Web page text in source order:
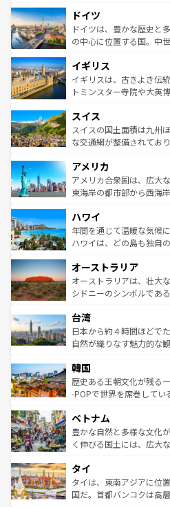
せる。地方によって風土
ンテンツ一覧を参照して
で、幅広い魅力が詰まっ
聖堂、美しいビーチ、そ
から魅了する。また、フ
いる。シャンパンの発祥
香り高いラベンダー畑な
らに、パリ以外の地域に
れる地方に足を運ぶとそ
きるだろう。 な
を参照してほしい。
ドイツ
ドイツは、豊かな歴史と
の中心に位置する国。中
顔を持つこの国は、どこ
ルリンの文化的活気、バ
してライン川沿いのワイ
は、お酒好きな人にはぜひ体験し
ドイツ情報はコンテンツ
イギリス
イギリスは、古きよき伝
トミンスター寺院や大英
リアごとに異なる魅力が
ティー、ビール好きには
戦など、本場だからこそ
ンツ一覧を参照してほしい
スイス
スイスの国土面積は九州
な交通網が整備されてお
の建物がそのまま残る町
博物館もあり、アルプス
ことができる。国民の所
ば市内交通費無料で観光を楽
着のスイス情報はコンテ
アメリカ
アメリカ合衆国は、広大
東海岸の都市部から西海
のような巨大都市は、観
ンメントが詰まった刺激
西部には大自然が広がり
部のニューオーリンズで
文化が魅力。旅行者はア
しみながら、その多様性
ならではの贅沢な旅のスタイルだ。 なお、
情報はコンテンツ一覧を
ハワイ
年間を通じて温暖な気候
ハワイは、どの島も独自
ワイ島は見逃せない。ま
島だが、静かな自然を求
おすすめ。エメラルドグ
れるおもてなしの心で訪
人々、おいしいローカル
ク、伝統的なフラダンス
ワイを、存分に味わってほしい。 なお、新着
はコンテンツ一覧を参照
オーストラリア
オーストラリアは、壮大
シドニーのシンボルであ
リアリーフや大陸中央部
ク）、タスマニアの美し
ど、見どころがたくさん
いる。アクティビティも
ビング、ハイキングなど
い。オーストラリアの多
参照してほしい。
台湾
日本から約４時間ほどで
自然が織りなす魅力的な
ン）、静ひつな山岳地帯
と山間の静けさが共存し
驚きをもたらしてくれる
容にもいいと評判のスイ
が味わえる。 なお
照してほしい。
韓国
歴史ある王朝文化が残る
-POPで世界を席巻してい
き、地方に足を延ばせば
できる。そして、キムチ
まで、さまざまな韓国料
リティに包まれながら、
わってみ
覧を参照してほしい。
ベトナム
豊かな自然と多様な文化
く伸びる国土には、広大
急速な発展と共に伝統が
ーチミン市のフランス統
醸し出している。また、
タイ
タイは、東南アジアに位
国だ。首都バンコクは高